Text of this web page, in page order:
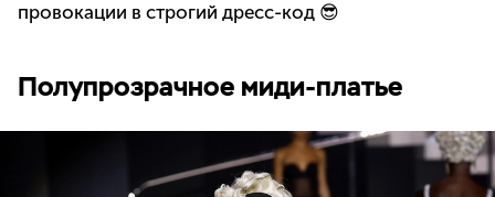
провокации в строгий дресс-код 😎
Полупрозрачное миди-платье